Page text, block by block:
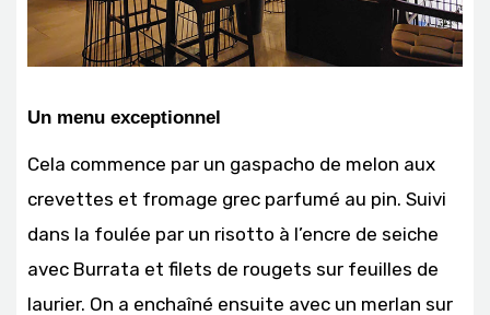
Un menu exceptionnel
Cela commence par un gaspacho de melon aux
crevettes et fromage grec parfumé au pin. Suivi
dans la foulée par un risotto à l’encre de seiche
avec Burrata et filets de rougets sur feuilles de
laurier. On a enchaîné ensuite avec un merlan sur